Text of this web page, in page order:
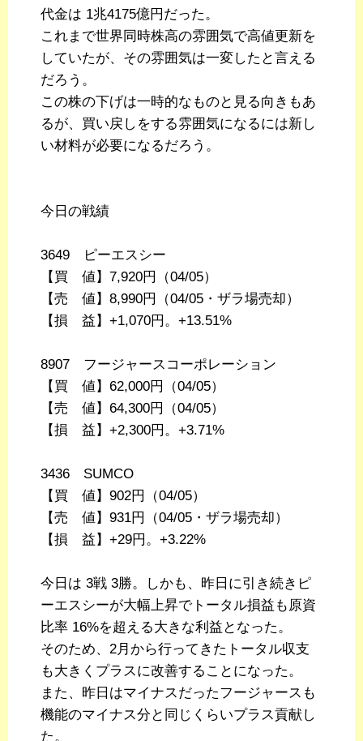
代金は 1兆4175億円だった。
これまで世界同時株高の雰囲気で高値更新を
していたが、その雰囲気は一変したと言える
だろう。
この株の下げは一時的なものと見る向きもあ
るが、買い戻しをする雰囲気になるには新し
い材料が必要になるだろう。
今日の戦績
3649 ピーエスシー
【買 値】7,920円（04/05）
【売 値】8,990円（04/05・ザラ場売却）
【損 益】+1,070円。+13.51%
8907 フージャースコーポレーション
【買 値】62,000円（04/05）
【売 値】64,300円（04/05）
【損 益】+2,300円。+3.71%
3436 SUMCO
【買 値】902円（04/05）
【売 値】931円（04/05・ザラ場売却）
【損 益】+29円。+3.22%
今日は 3戦 3勝。しかも、昨日に引き続きピ
ーエスシーが大幅上昇でトータル損益も原資
比率 16%を超える大きな利益となった。
そのため、2月から行ってきたトータル収支
も大きくプラスに改善することになった。
また、昨日はマイナスだったフージャースも
機能のマイナス分と同じくらいプラス貢献し
た。